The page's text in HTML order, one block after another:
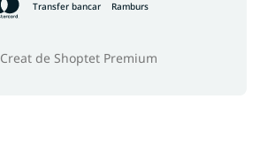
Transfer bancar Ramburs
Creat de Shoptet Premium